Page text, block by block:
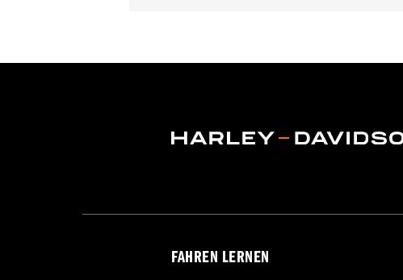
WARNUNG:Nur von H-D® zugelassene
beeinträchtigen, was zu
Harley-Davidson® empfiehlt die
FAHREN LERNEN